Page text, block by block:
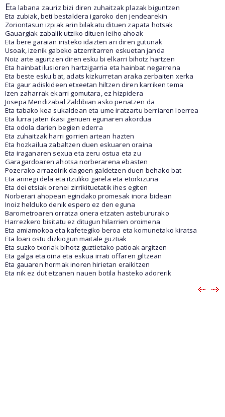
Eta labana zauriz bizi diren zuhaitzak plazak biguntzen
Eta zubiak, beti bestaldera igaroko den jendearekin
Zoriontasun izpiak arin bilakatu dituen zapata hotsak
Gauargiak zabalik utziko dituen leiho ahoak
Eta bere garaian iristeko idazten ari diren gutunak
Usoak, izenik gabeko atzerritarren eskuetan janda
Noiz arte agurtzen diren esku bi elkarri bihotz hartzen
Eta hainbat ilusioren hartzigarria eta hainbat negarrena
Eta beste esku bat, adats kizkurretan araka zerbaiten xerka
Eta gaur adiskideen etxeetan hiltzen diren karriken tema
Izen zaharrak ekarri gomutara, ez hizpidera
Josepa Mendizabal Zaldibian asko penatzen da
Eta tabako kea sukaldean eta ume iratzartu berriaren loerrea
Eta lurra jaten ikasi genuen egunaren akordua
Eta odola darien begien ederra
Eta zuhaitzak harri gorrien artean hazten
Eta hozkailua zabaltzen duen eskuaren oraina
Eta iraganaren sexua eta zeru ostua eta zu
Garagardoaren ahotsa norberarena ebasten
Pozerako arrazoirik dagoen galdetzen duen behako bat
Eta arinegi dela eta itzuliko garela eta etorkizuna
Eta dei etsiak orenei zirrikituetatik ihes egiten
Norberari ahopean egindako promesak inora bidean
Inoiz helduko denik espero ez den eguna
Barometroaren orratza onera etzaten astebururako
Harrezkero bisitatu ez ditugun hilarrien oroimena
Eta amiamokoa eta kafetegiko beroa eta komunetako kiratsa
Eta loari ostu dizkiogun maitale guztiak
Eta suzko txoriak bihotz guztietako patioak argitzen
Eta galga eta oina eta eskua irrati offaren giltzean
Eta gauaren hormak inoren hirietan eraikitzen
Eta nik ez dut etzanen nauen botila hasteko adorerik